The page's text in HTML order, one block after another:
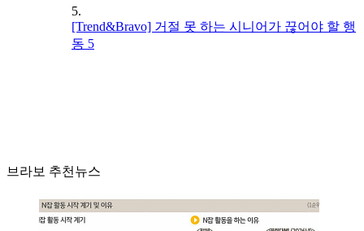
5.
[Trend&Bravo] 거절 못 하는 시니어가 끊어야 할 행
동 5
브라보 추천뉴스